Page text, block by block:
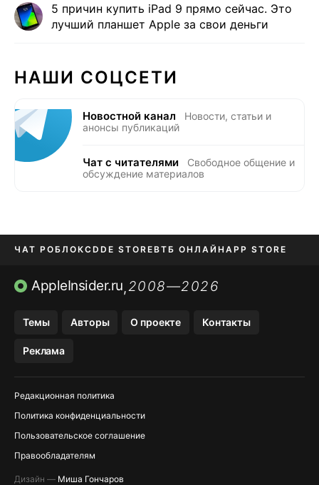
5 причин купить iPad 9 прямо сейчас. Это
лучший планшет Apple за свои деньги
НАШИ СОЦСЕТИ
Новостной канал
Новости, статьи и
анонсы публикаций
Чат с читателями
Свободное общение и
обсуждение материалов
ЧАТ РОБЛОКСDDE STOREВТБ ОНЛАЙН APP STORE
OZON БАНК KAKAOTALK И BIP
AppleInsider.ru,2008—2026
Темы Авторы О проекте Контакты
Реклама
Редакционная политика
Политика конфиденциальности
Пользовательское соглашение
Правообладателям
Дизайн — Миша Гончаров